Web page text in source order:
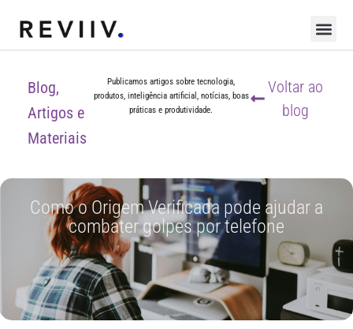
Blog,
Artigos e
Materiais
Publicamos artigos sobre tecnologia,
produtos, inteligência artificial, notícias, boas
práticas e produtividade.
Voltar ao
blog
Como o Origem Verificada pode ajudar a
combater golpes por telefone